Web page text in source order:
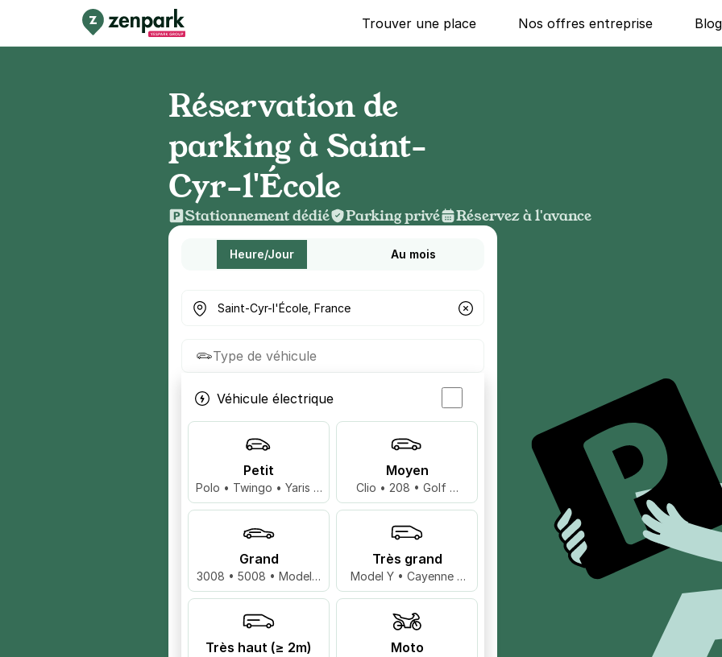
Trouver une place Nos offres entreprise Blog
Réservation de
parking à Saint-
Cyr-l'École
Stationnement dédié Parking privé Réservez à l'avance
Heure/Jour Au mois
Où cherchez-vous un parking ?
Type de véhicule
Véhicule électrique
Petit
Polo • Twingo • Yaris …
Moyen
Clio • 208 • Golf …
Grand
3008 • 5008 • Model 3
…
Très grand
Model Y • Cayenne •
X5 …
Très haut (≥ 2m) Moto